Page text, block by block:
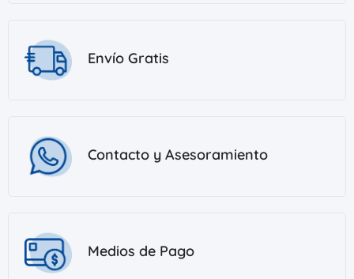
Envío Gratis
Contacto y Asesoramiento
Medios de Pago